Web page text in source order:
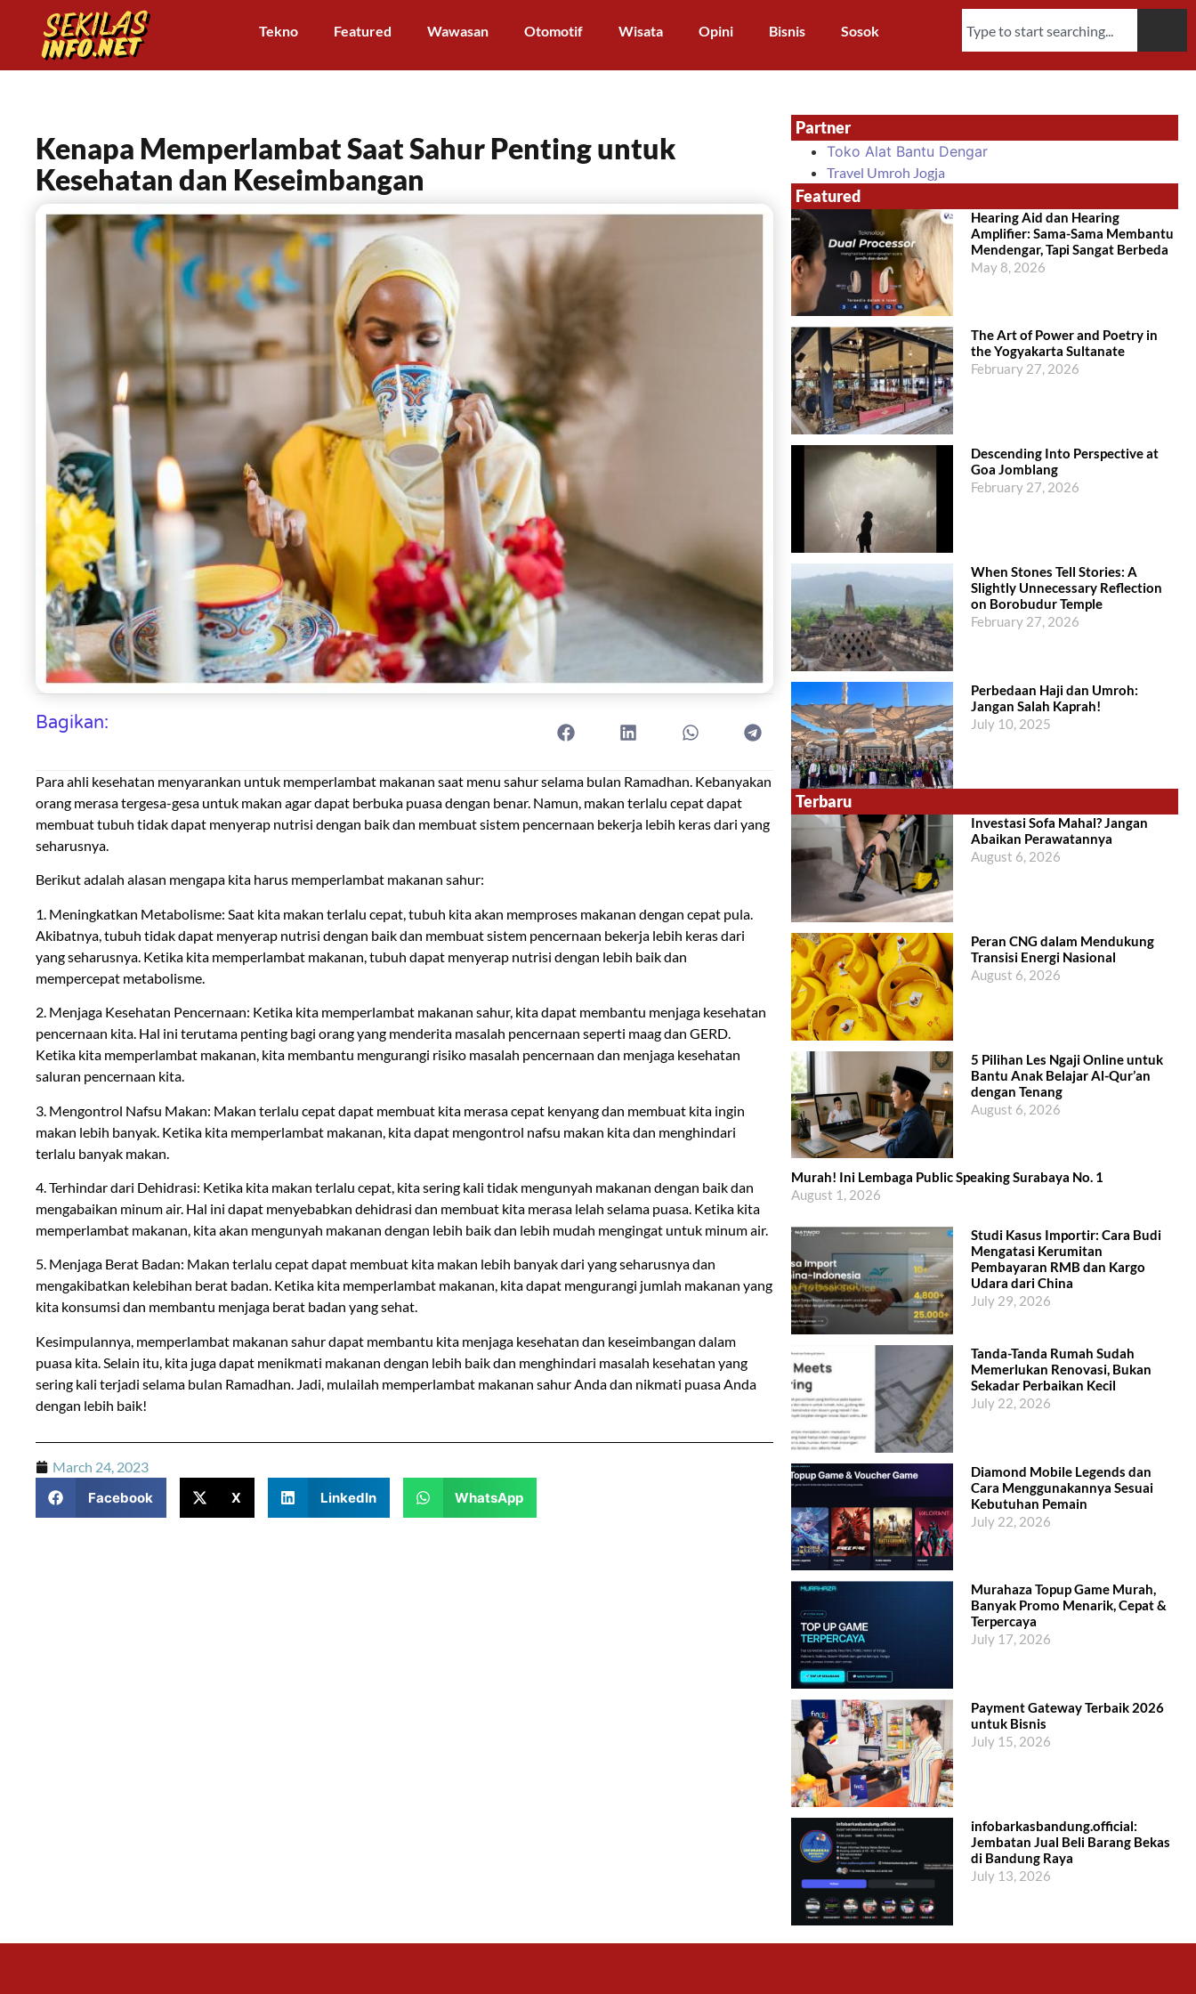
Tekno Featured Wawasan Otomotif Wisata Opini Bisnis Sosok
Kenapa Memperlambat Saat Sahur Penting untuk
Kesehatan dan Keseimbangan
Bagikan:
Para ahli kesehatan menyarankan untuk memperlambat makanan saat menu sahur selama bulan Ramadhan. Kebanyakan
orang merasa tergesa-gesa untuk makan agar dapat berbuka puasa dengan benar. Namun, makan terlalu cepat dapat
membuat tubuh tidak dapat menyerap nutrisi dengan baik dan membuat sistem pencernaan bekerja lebih keras dari yang
seharusnya.
Berikut adalah alasan mengapa kita harus memperlambat makanan sahur:
1. Meningkatkan Metabolisme: Saat kita makan terlalu cepat, tubuh kita akan memproses makanan dengan cepat pula.
Akibatnya, tubuh tidak dapat menyerap nutrisi dengan baik dan membuat sistem pencernaan bekerja lebih keras dari
yang seharusnya. Ketika kita memperlambat makanan, tubuh dapat menyerap nutrisi dengan lebih baik dan
mempercepat metabolisme.
2. Menjaga Kesehatan Pencernaan: Ketika kita memperlambat makanan sahur, kita dapat membantu menjaga kesehatan
pencernaan kita. Hal ini terutama penting bagi orang yang menderita masalah pencernaan seperti maag dan GERD.
Ketika kita memperlambat makanan, kita membantu mengurangi risiko masalah pencernaan dan menjaga kesehatan
saluran pencernaan kita.
3. Mengontrol Nafsu Makan: Makan terlalu cepat dapat membuat kita merasa cepat kenyang dan membuat kita ingin
makan lebih banyak. Ketika kita memperlambat makanan, kita dapat mengontrol nafsu makan kita dan menghindari
terlalu banyak makan.
4. Terhindar dari Dehidrasi: Ketika kita makan terlalu cepat, kita sering kali tidak mengunyah makanan dengan baik dan
mengabaikan minum air. Hal ini dapat menyebabkan dehidrasi dan membuat kita merasa lelah selama puasa. Ketika kita
memperlambat makanan, kita akan mengunyah makanan dengan lebih baik dan lebih mudah mengingat untuk minum air.
5. Menjaga Berat Badan: Makan terlalu cepat dapat membuat kita makan lebih banyak dari yang seharusnya dan
mengakibatkan kelebihan berat badan. Ketika kita memperlambat makanan, kita dapat mengurangi jumlah makanan yang
kita konsumsi dan membantu menjaga berat badan yang sehat.
Kesimpulannya, memperlambat makanan sahur dapat membantu kita menjaga kesehatan dan keseimbangan dalam
puasa kita. Selain itu, kita juga dapat menikmati makanan dengan lebih baik dan menghindari masalah kesehatan yang
sering kali terjadi selama bulan Ramadhan. Jadi, mulailah memperlambat makanan sahur Anda dan nikmati puasa Anda
dengan lebih baik!
March 24, 2023
Facebook
X LinkedIn WhatsApp
Partner
Toko Alat Bantu Dengar
Travel Umroh Jogja
Featured
Hearing Aid dan Hearing
Amplifier: Sama-Sama Membantu
Mendengar, Tapi Sangat Berbeda
May 8, 2026
The Art of Power and Poetry in
the Yogyakarta Sultanate
February 27, 2026
Descending Into Perspective at
Goa Jomblang
February 27, 2026
When Stones Tell Stories: A
Slightly Unnecessary Reflection
on Borobudur Temple
February 27, 2026
Perbedaan Haji dan Umroh:
Jangan Salah Kaprah!
July 10, 2025
Terbaru
Investasi Sofa Mahal? Jangan
Abaikan Perawatannya
August 6, 2026
Peran CNG dalam Mendukung
Transisi Energi Nasional
August 6, 2026
5 Pilihan Les Ngaji Online untuk
Bantu Anak Belajar Al-Qur’an
dengan Tenang
August 6, 2026
Murah! Ini Lembaga Public Speaking Surabaya No. 1
August 1, 2026
Studi Kasus Importir: Cara Budi
Mengatasi Kerumitan
Pembayaran RMB dan Kargo
Udara dari China
July 29, 2026
Tanda-Tanda Rumah Sudah
Memerlukan Renovasi, Bukan
Sekadar Perbaikan Kecil
July 22, 2026
Diamond Mobile Legends dan
Cara Menggunakannya Sesuai
Kebutuhan Pemain
July 22, 2026
Murahaza Topup Game Murah,
Banyak Promo Menarik, Cepat &
Terpercaya
July 17, 2026
Payment Gateway Terbaik 2026
untuk Bisnis
July 15, 2026
infobarkasbandung.official:
Jembatan Jual Beli Barang Bekas
di Bandung Raya
July 13, 2026